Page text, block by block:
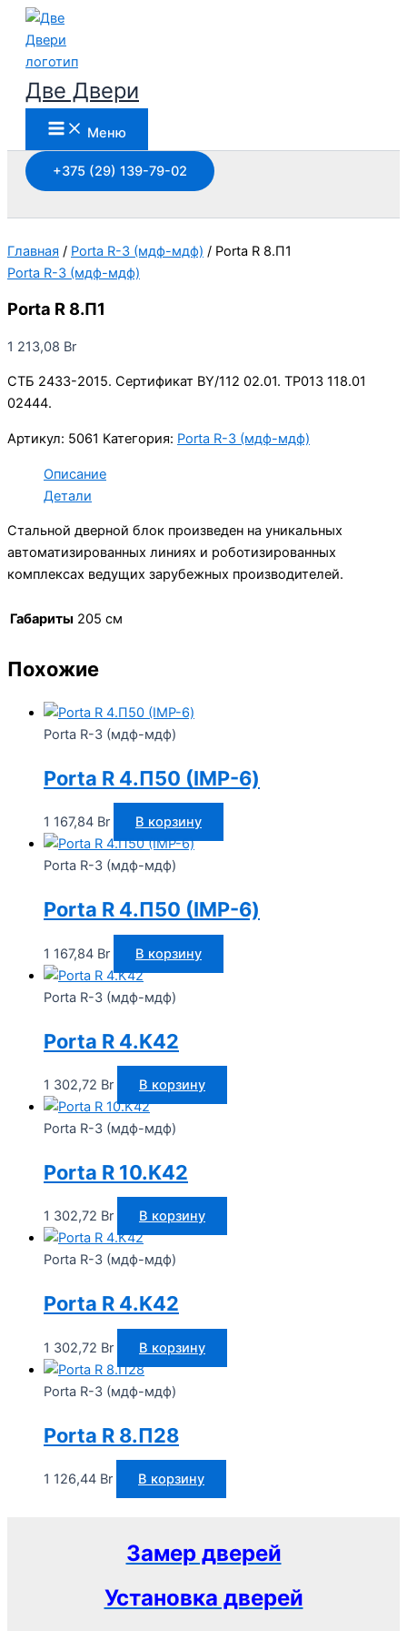
Перейти
содержимому
Две Двери
Меню
+375 (29) 139-79-02
Главная / Porta R-3 (мдф-мдф) / Porta R 8.П1
Porta R-3 (мдф-мдф)
Porta R 8.П1
1 213,08 Br
СТБ 2433-2015. Сертификат BY/112 02.01. TP013 118.01
02444.
Артикул: 5061 Категория: Porta R-3 (мдф-мдф)
Описание
Детали
Стальной дверной блок произведен на уникальных
автоматизированных линиях и роботизированных
комплексах ведущих зарубежных производителей.
Габариты 205 см
Похожие
Porta R-3 (мдф-мдф)
Porta R 4.П50 (IMP-6)
1 167,84 Br В корзину
Porta R-3 (мдф-мдф)
Porta R 4.П50 (IMP-6)
1 167,84 Br В корзину
Porta R-3 (мдф-мдф)
Porta R 4.K42
1 302,72 Br В корзину
Porta R-3 (мдф-мдф)
Porta R 10.K42
1 302,72 Br В корзину
Porta R-3 (мдф-мдф)
Porta R 4.K42
1 302,72 Br В корзину
Porta R-3 (мдф-мдф)
Porta R 8.П28
1 126,44 Br В корзину
Замер дверей
Установка дверей